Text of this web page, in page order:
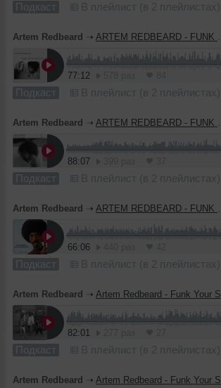
Подкаст В плейлист (в 2 плейлистах)
Artem Redbeard ➝ ARTEM REDBEARD - FUNK YOUR SISTA PT. X
77:12
Подкаст В плейлист (в 2 плейлистах)
Artem Redbeard ➝ ARTEM REDBEARD - FUNK YOUR SISTA PT.7
88:07
Подкаст В плейлист (в 2 плейлистах)
Artem Redbeard ➝ ARTEM REDBEARD - FUNK YOUR SISTA PT.6
66:06
Подкаст В плейлист (в 2 плейлистах)
Artem Redbeard ➝ Artem Redbeard - Funk Your Sista pt.5
82:01
Подкаст В плейлист (в 2 плейлистах)
Artem Redbeard ➝ Artem Redbeard - Funk Your Sista pt.4